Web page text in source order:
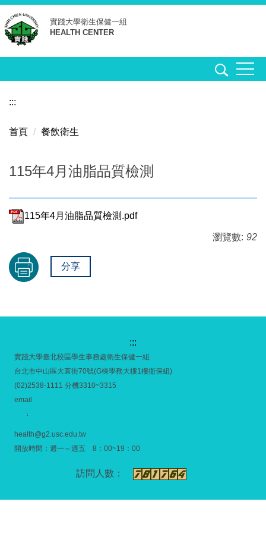
跳
到
主
要
區
實踐大學衛生保健一組
HEALTH CENTER
:::
首頁 餐飲衛生
115年4月油脂品質檢測
115年4月油脂品質檢測.pdf
瀏覽數: 92
分享
:::
實踐大學臺北校區學生事務處衛生保健一組
台北市中山區大直街70號(G棟學務大樓1樓衛保組)
(02)2538-1111 分機3310~3315
email
：
health@g2.usc.edu.tw
開放時間：週一～週五 8：00~19：00